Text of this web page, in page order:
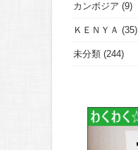
カンボジア (9)
ＫＥＮＹＡ (35)
未分類 (244)